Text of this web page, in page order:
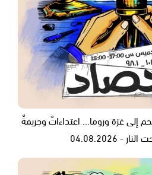
إلى غزة وروما... اعتداءاتٌ وجريمةٌ